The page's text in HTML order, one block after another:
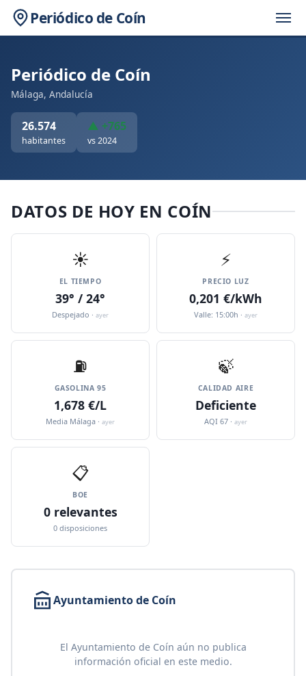
Periódico de Coín
Periódico de Coín
Málaga, Andalucía
26.574
habitantes
▲ +765
vs 2024
DATOS DE HOY EN COÍN
☀️
EL TIEMPO
39° / 24°
Despejado · ayer
⚡
PRECIO LUZ
0,201 €/kWh
Valle: 15:00h · ayer
⛽️
GASOLINA 95
1,678 €/L
Media Málaga · ayer
🍃
CALIDAD AIRE
Deficiente
AQI 67 · ayer
📋
BOE
0 relevantes
0 disposiciones
Ayuntamiento de Coín
El Ayuntamiento de Coín aún no publica
información oficial en este medio.